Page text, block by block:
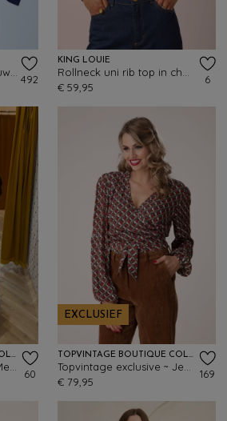
492
KING LOUIE
€ 59,95
6
TOPVINTAGE BOUTIQUE COLLECTION
60
EXCLUSIEF
TOPVINTAGE BOUTIQUE COLLECTION
€ 79,95
169